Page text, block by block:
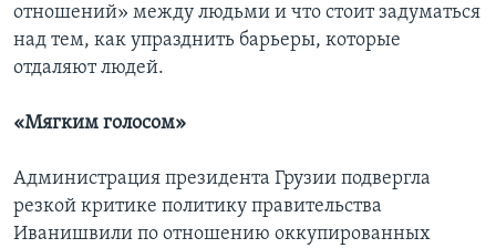
отношений» между людьми и что стоит задуматься
над тем, как упразднить барьеры, которые
отдаляют людей.
«Мягким голосом»
Администрация президента Грузии подвергла
резкой критике политику правительства
Иванишвили по отношению оккупированных